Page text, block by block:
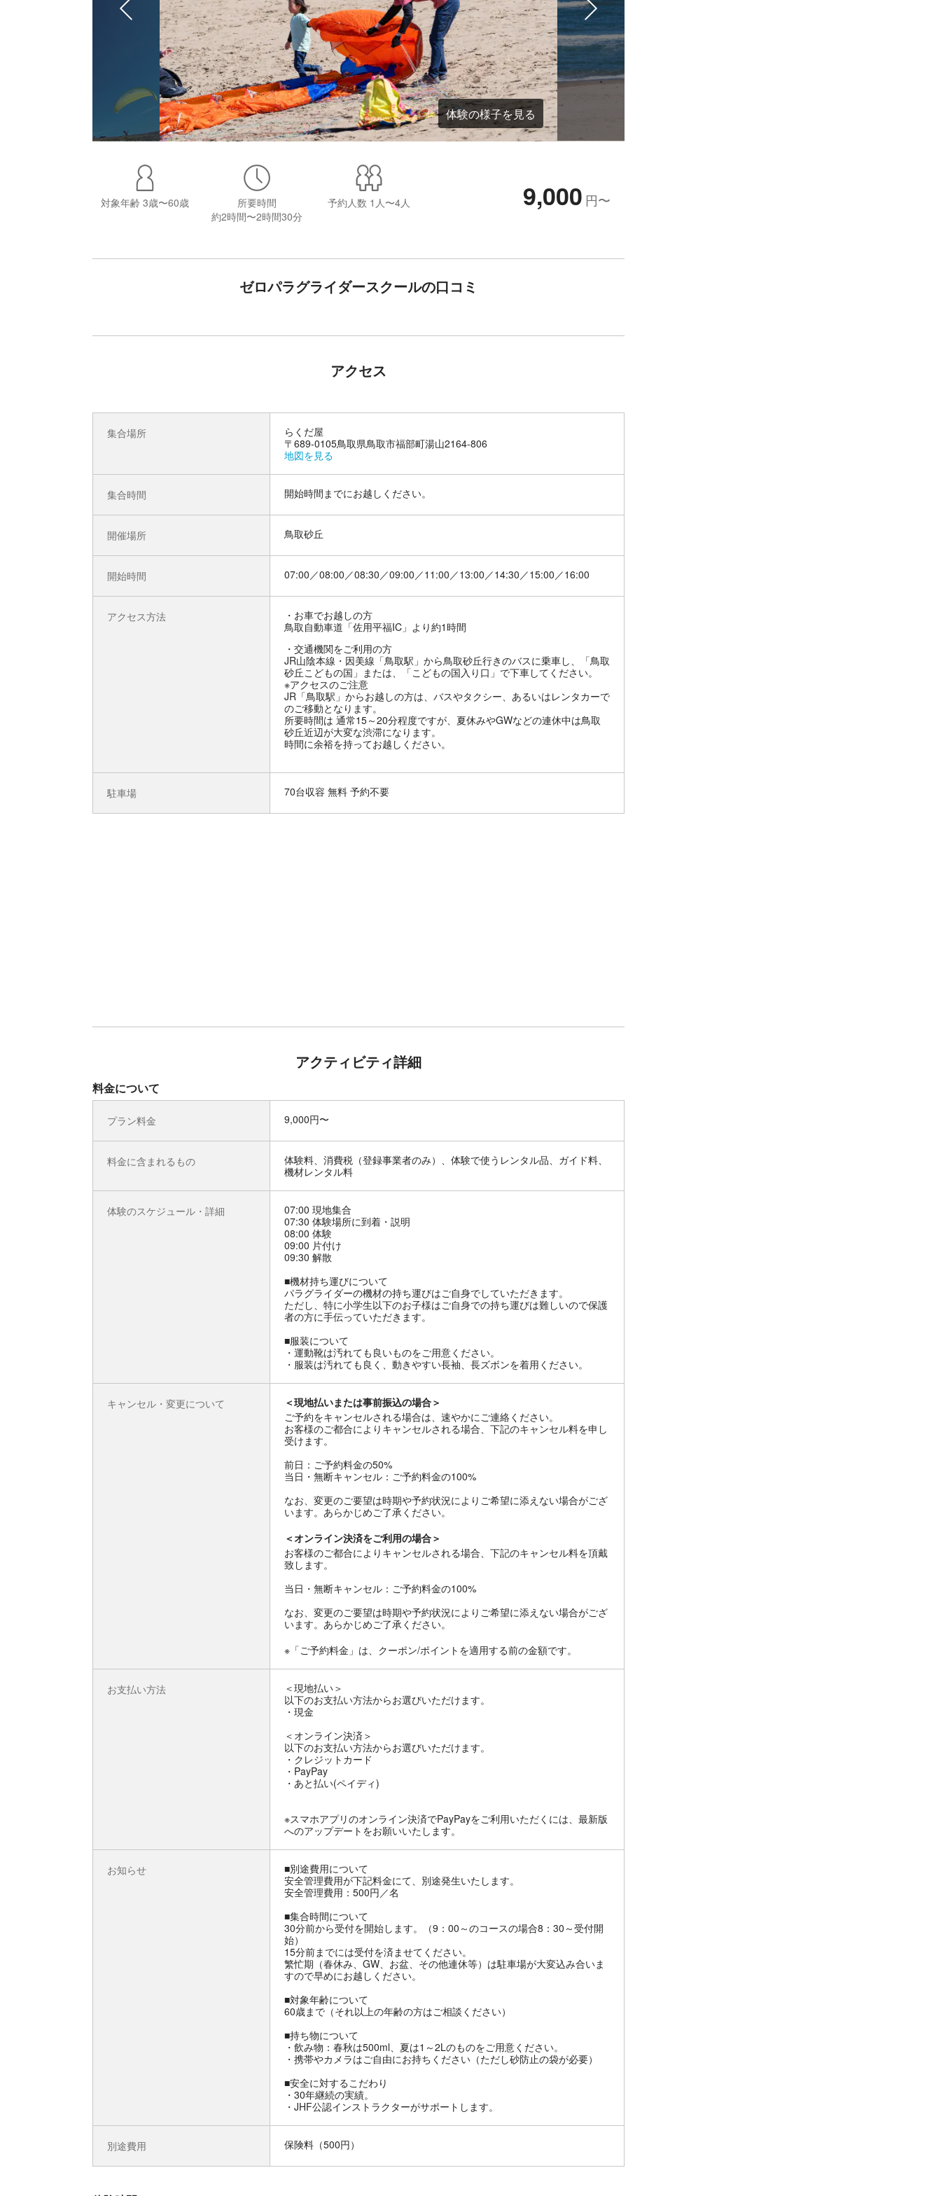
体験の様子を見る
対象年齢 3歳〜60歳
所要時間
約2時間〜2時間30分
予約人数 1人〜4人 9,000 円〜
ゼロパラグライダースクールの口コミ
アクセス
集合場所
らくだ屋
〒689-0105鳥取県鳥取市福部町湯山2164-806
地図を見る
集合時間 開始時間までにお越しください。
開催場所 鳥取砂丘
開始時間 07:00／08:00／08:30／09:00／11:00／13:00／14:30／15:00／16:00
アクセス方法
お車でお越しの方
鳥取自動車道「佐用平福IC」より約1時間
交通機関をご利用の方
JR山陰本線・因美線「鳥取駅」から鳥取砂丘行きのバスに乗車し、「鳥取
砂丘こどもの国」または、「こどもの国入り口」で下車してください。
※アクセスのご注意
JR「鳥取駅」からお越しの方は、バスやタクシー、あるいはレンタカーで
のご移動となります。
所要時間は 通常15～20分程度ですが、夏休みやGWなどの連休中は鳥取
砂丘近辺が大変な渋滞になります。
時間に余裕を持ってお越しください。
駐車場 70台収容 無料 予約不要
アクティビティ詳細
料金について
プラン料金 9,000円〜
料金に含まれるもの
体験料、消費税（登録事業者のみ）、体験で使うレンタル品、ガイド料、
機材レンタル料
体験のスケジュール・詳細
07:00 現地集合
07:30 体験場所に到着・説明
08:00 体験
09:00 片付け
09:30 解散
■機材持ち運びについて
パラグライダーの機材の持ち運びはご自身でしていただきます。
ただし、特に小学生以下のお子様はご自身での持ち運びは難しいので保護
者の方に手伝っていただきます。
■服装について
・運動靴は汚れても良いものをご用意ください。
・服装は汚れても良く、動きやすい長袖、長ズボンを着用ください。
キャンセル・変更について
＜現地払いまたは事前振込の場合＞
ご予約をキャンセルされる場合は、速やかにご連絡ください。
お客様のご都合によりキャンセルされる場合、下記のキャンセル料を申し
受けます。
前日：ご予約料金の50%
当日・無断キャンセル：ご予約料金の100%
なお、変更のご要望は時期や予約状況によりご希望に添えない場合がござ
います。あらかじめご了承ください。
＜オンライン決済をご利用の場合＞
お客様のご都合によりキャンセルされる場合、下記のキャンセル料を頂戴
致します。
当日・無断キャンセル：ご予約料金の100%
なお、変更のご要望は時期や予約状況によりご希望に添えない場合がござ
います。あらかじめご了承ください。
※「ご予約料金」は、クーポン/ポイントを適用する前の金額です。
お支払い方法
＜現地払い＞
以下のお支払い方法からお選びいただけます。
・現金
＜オンライン決済＞
以下のお支払い方法からお選びいただけます。
・クレジットカード
・PayPay
・あと払い(ペイディ)
※スマホアプリのオンライン決済でPayPayをご利用いただくには、最新版
へのアップデートをお願いいたします。
お知らせ
■別途費用について
安全管理費用が下記料金にて、別途発生いたします。
安全管理費用：500円／名
■集合時間について
30分前から受付を開始します。（9：00～のコースの場合8：30～受付開
始）
15分前までには受付を済ませてください。
繁忙期（春休み、GW、お盆、その他連休等）は駐車場が大変込み合いま
すので早めにお越しください。
■対象年齢について
60歳まで（それ以上の年齢の方はご相談ください）
■持ち物について
・飲み物：春秋は500ml、夏は1～2Lのものをご用意ください。
・携帯やカメラはご自由にお持ちください（ただし砂防止の袋が必要）
■安全に対するこだわり
・30年継続の実績。
・JHF公認インストラクターがサポートします。
別途費用 保険料（500円）